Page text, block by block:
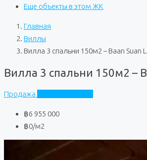
Еще объекты в этом ЖК
Главная
Виллы
Вилла 3 спальни 150м2 – Baan Suan
Вилла 3 спальни 150м2 –
Продажа
฿6 955 000
฿0/м2